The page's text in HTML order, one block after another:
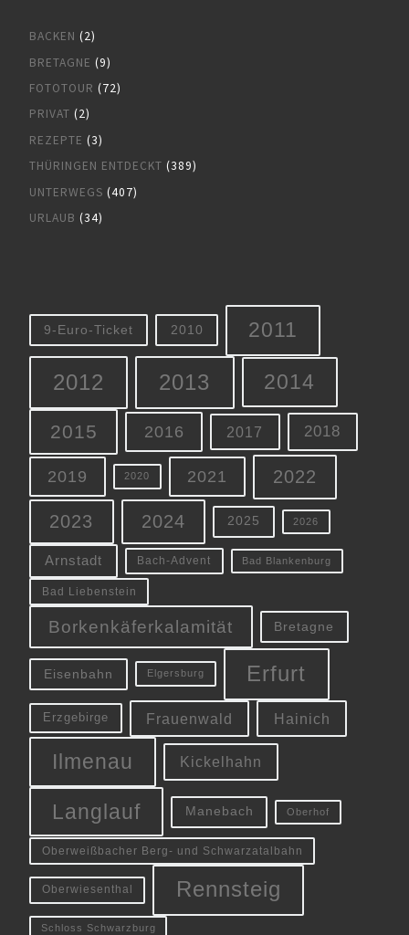
BACKEN (2)
BRETAGNE (9)
FOTOTOUR (72)
PRIVAT (2)
REZEPTE (3)
THÜRINGEN ENTDECKT (389)
UNTERWEGS (407)
URLAUB (34)
9-Euro-Ticket 2010 2011
2012 2013 2014
2015 2016 2017 2018
2019 2020 2021 2022
2023 2024 2025 2026
Arnstadt Bach-Advent Bad Blankenburg
Bad Liebenstein
Borkenkäferkalamität Bretagne
Eisenbahn Elgersburg Erfurt
Erzgebirge Frauenwald Hainich
Ilmenau Kickelhahn
Langlauf Manebach Oberhof
Oberweißbacher Berg- und Schwarzatalbahn
Oberwiesenthal Rennsteig
Schloss Schwarzburg